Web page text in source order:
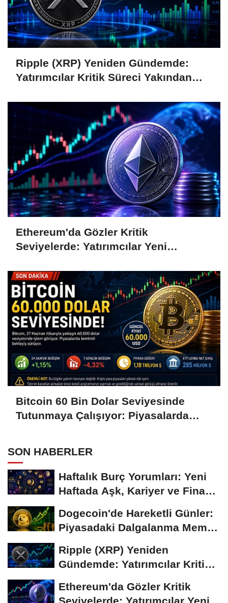
Ripple (XRP) Yeniden Gündemde:
Yatırımcılar Kritik Süreci Yakından
Ethereum'da Gözler Kritik
Seviyelerde: Yatırımcılar Yeni
Bitcoin 60 Bin Dolar Seviyesinde
Tutunmaya Çalışıyor: Piyasalarda
SON HABERLER
Haftalık Burç Yorumları: Yeni
Haftada Aşk, Kariyer ve Finans
Dogecoin'de Hareketli Günler:
Piyasadaki Dalgalanma Meme
Ripple (XRP) Yeniden
Gündemde: Yatırımcılar Kritik
Ethereum'da Gözler Kritik
Seviyelerde: Yatırımcılar Yeni